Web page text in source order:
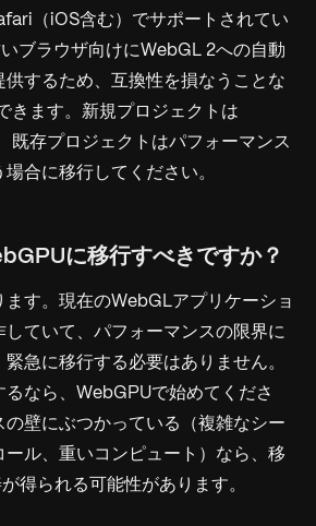
（iOS含む）でサポートされてい
ブラウザ向けにWebGL 2への自動
供するため、互換性を損なうことな
きます。新規プロジェクトは
既存プロジェクトはパフォーマンス
合に移行してください。
に移行すべきですか？
す。現在のWebGLアプリケーショ
していて、パフォーマンスの限界に
急に移行する必要はありません。
るなら、WebGPUで始めてくださ
の壁にぶつかっている（複雑なシー
ール、重いコンピュート）なら、移
得られる可能性があります。